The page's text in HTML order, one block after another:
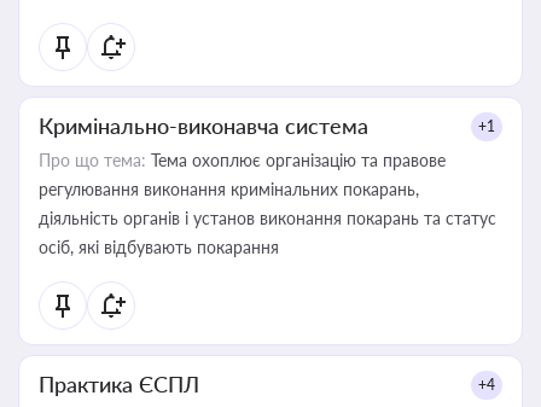
Кримінально-виконавча система +1
Про що тема: Тема охоплює організацію та правове
регулювання виконання кримінальних покарань,
діяльність органів і установ виконання покарань та статус
осіб, які відбувають покарання
Практика ЄСПЛ +4